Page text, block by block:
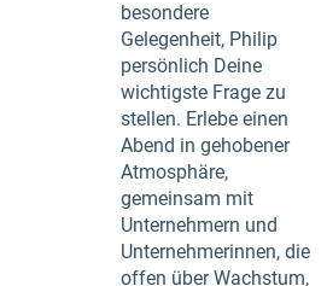
besondere
Gelegenheit, Philip
persönlich Deine
wichtigste Frage zu
stellen. Erlebe einen
Abend in gehobener
Atmosphäre,
gemeinsam mit
Unternehmern und
Unternehmerinnen, die
offen über Wachstum,